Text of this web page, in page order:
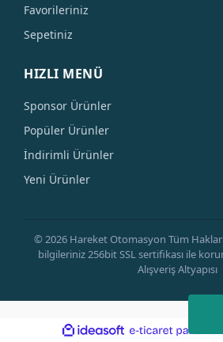
Favorileriniz
Sepetiniz
HIZLI MENÜ
Sponsor Ürünler
Popüler Ürünler
İndirimli Ürünler
Yeni Ürünler
© 2026 Hareket Otomasyon Tüm Hakları
bilgileriniz 256bit SSL sertifikası ile
Alışveriş Altyapısı
ideasoft